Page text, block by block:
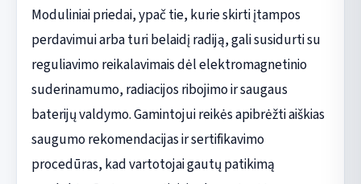
Moduliniai priedai, ypač tie, kurie skirti įtampos
perdavimui arba turi belaidį radiją, gali susidurti su
reguliavimo reikalavimais dėl elektromagnetinio
suderinamumo, radiacijos ribojimo ir saugaus
baterijų valdymo. Gamintojui reikės apibrėžti aiškias
saugumo rekomendacijas ir sertifikavimo
procedūras, kad vartotojai gautų patikimą